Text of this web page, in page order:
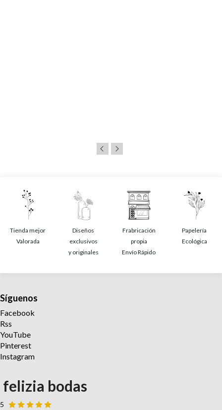
Tienda mejor
Valorada
Diseños
exclusivos
y originales
Frabricación
propia
Envío Rápido
Papelería
Ecológica
Síguenos
Facebook
Rss
YouTube
Pinterest
Instagram
felizia bodas
5